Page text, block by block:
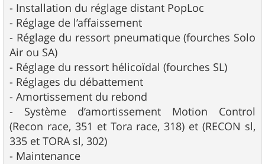
- Installation du réglage distant PopLoc
- Réglage de l’affaissement
- Réglage du ressort pneumatique (fourches Solo
Air ou SA)
- Réglage du ressort hélicoïdal (fourches SL)
- Réglages du débattement
- Amortissement du rebond
- Système d’amortissement Motion Control
(Recon race, 351 et Tora race, 318) et (RECON sl,
335 et TORA sl, 302)
- Maintenance